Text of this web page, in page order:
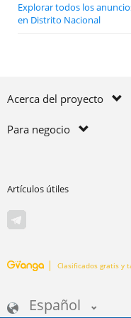
Explorar todos los
en Distrito Nacional
Acerca del proyecto
Para negocio
Artículos útiles
Clasificados gratis y
Español